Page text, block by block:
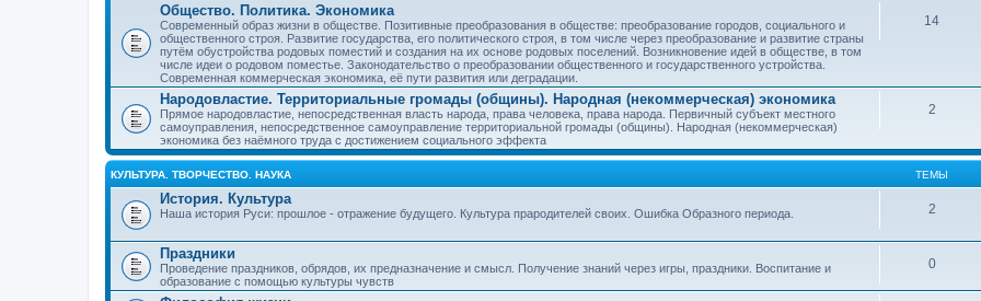
Общество. Политика. Экономика
Современный образ жизни в обществе. Позитивные преобразования в обществе: преобразование городов, социального и
общественного строя. Развитие государства, его политического строя, в том числе через преобразование и развитие страны
путём обустройства родовых поместий и создания на их основе родовых поселений. Возникновение идей в обществе, в том
числе идеи о родовом поместье. Законодательство о преобразовании общественного и государственного устройства.
Современная коммерческая экономика, её пути развития или деградации.
14
Народовластие. Территориальные громады (общины). Народная (некоммерческая) экономика
Прямое народовластие, непосредственная власть народа, права человека, права народа. Первичный субъект местного
самоуправления, непосредственное самоуправление территориальной громады (общины). Народная (некоммерческая)
экономика без наёмного труда с достижением социального эффекта
2
КУЛЬТУРА. ТВОРЧЕСТВО. НАУКА ТЕМЫ
История. Культура
Наша история Руси: прошлое - отражение будущего. Культура прародителей своих. Ошибка Образного периода. 2
Праздники
Проведение праздников, обрядов, их предназначение и смысл. Получение знаний через игры, праздники. Воспитание и
образование с помощью культуры чувств
0